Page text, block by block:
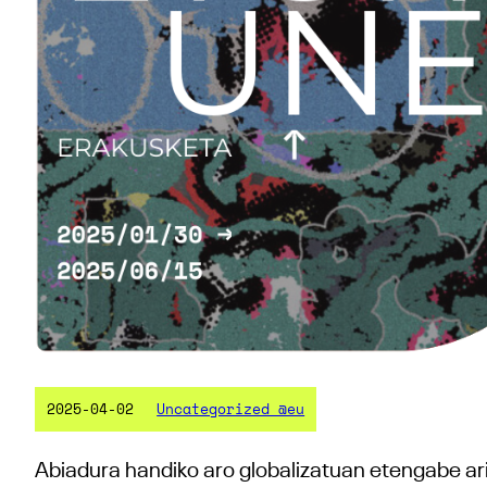
2025-04-02 Uncategorized @eu
Abiadura handiko aro globalizatuan etengabe